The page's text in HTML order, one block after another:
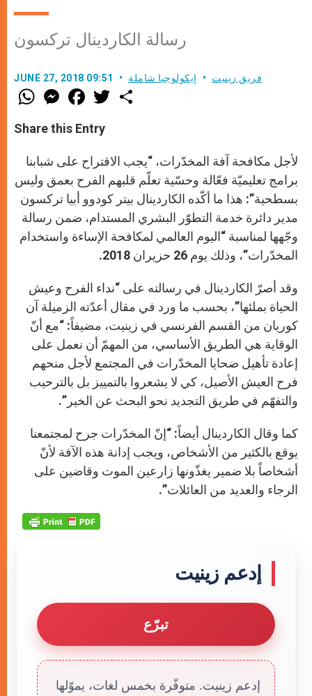
رسالة الكاردينال تركسون
JUNE 27, 2018 09:51 فريق زينيت إيكولوجيا شاملة
W
h
t
s
p
p
M
e
s
e
g
e
r
F
a
e
b
o
k
w
r
Share this Entry
لأجل مكافحة آفة المخدّرات، “يجب الاقتراح على شبابنا
برامج تعليميّة فعّالة وحسّية تعلّم قلبهم الفرح بعمق وليس
بسطحية”: هذا ما أكّده الكاردينال بيتر كودوو أبيا تركسون
مدير دائرة خدمة التطوّر البشري المستدام، ضمن رسالة
وجّهها لمناسبة “اليوم العالمي لمكافحة الإساءة واستخدام
المخدّرات”، وذلك يوم 26 حزيران 2018.
وقد أصرّ الكاردينال في رسالته على “نداء الفرح وعيش
الحياة بملئها”، بحسب ما ورد في مقال أعدّته الزميلة آن
كوريان من القسم الفرنسي في زينيت، مضيفاً: “مع أنّ
الوقاية هي الطريق الأساسي، من المهمّ أن نعمل على
إعادة تأهيل ضحايا المخدّرات في المجتمع لأجل منحهم
فرح العيش الأصيل، كي لا يشعروا بالتمييز بل بالترحيب
والتفهّم في طريق التجديد نحو البحث عن الخير”.
كما وقال الكاردينال أيضاً: “إنّ المخدّرات جرح لمجتمعنا
يوقع بالكثير من الأشخاص، ويجب إدانة هذه الآفة لأنّ
أشخاصاً بلا ضمير يغذّونها زارعين الموت وقاضين على
الرجاء والعديد من العائلات”.
إدعم زينيت
تبرّع
إدعم زينيت. متوفّرة بخمس لغات، يموّلها